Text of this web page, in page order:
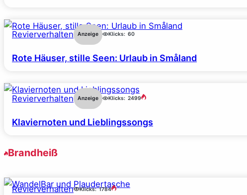
Revierverhalten Anzeige Klicks: 60
Rote Häuser, stille Seen: Urlaub in Småland
Revierverhalten Anzeige Klicks: 2499
Klaviernoten und Lieblingssongs
Brandheiß
Revierverhalten Klicks: 1784